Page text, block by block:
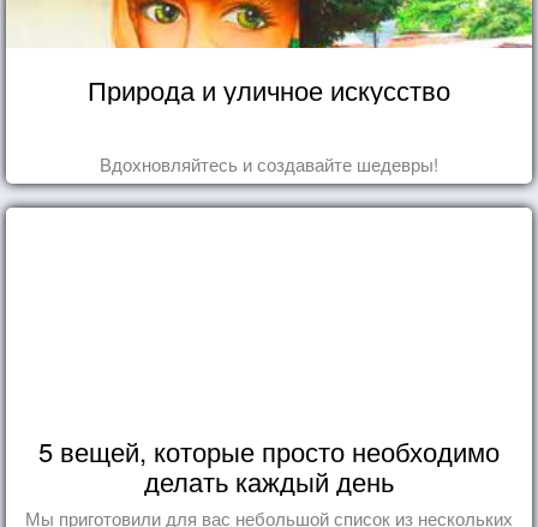
Природа и уличное искусство
Вдохновляйтесь и создавайте шедевры!
5 вещей, которые просто необходимо
делать каждый день
Мы приготовили для вас небольшой список из нескольких